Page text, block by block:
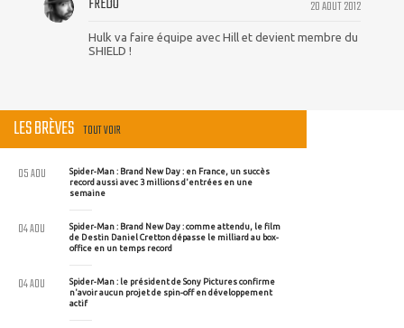
20 AOUT 2012
Hulk va faire équipe avec Hill et devient membre du
SHIELD !
LES BRÈVES TOUT VOIR
Spider-Man : Brand New Day : en France, un succès
record aussi avec 3 millions d'entrées en une
semaine
05 AOU
Spider-Man : Brand New Day : comme attendu, le film
de Destin Daniel Cretton dépasse le milliard au box-
office en un temps record
04 AOU
Spider-Man : le président de Sony Pictures confirme
n'avoir aucun projet de spin-off en développement
actif
04 AOU